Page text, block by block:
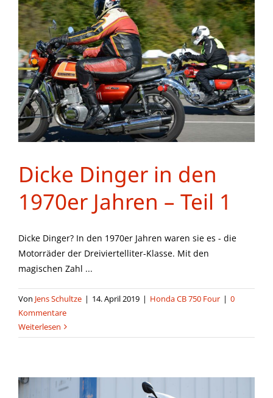
Dicke Dinger in den
1970er Jahren – Teil 1
Dicke Dinger? In den 1970er Jahren waren sie es - die
Motorräder der Dreiviertelliter-Klasse. Mit den
magischen Zahl ...
Von Jens Schultze | 14. April 2019 | Honda CB 750 Four | 0
Kommentare
Weiterlesen